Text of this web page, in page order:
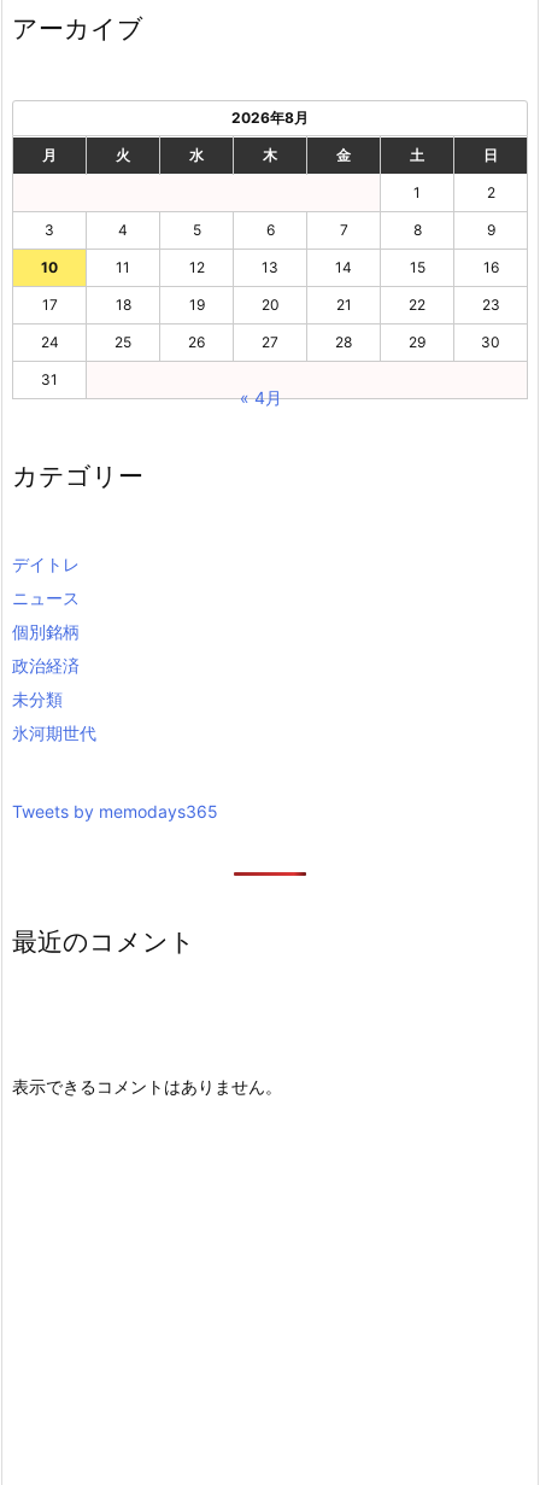
アーカイブ
2026年8月
月 火 水 木 金 土 日
1 2
3 4 5 6 7 8 9
10 11 12 13 14 15 16
17 18 19 20 21 22 23
24 25 26 27 28 29 30
31
« 4月
カテゴリー
デイトレ
ニュース
個別銘柄
政治経済
未分類
氷河期世代
Tweets by memodays365
最近のコメント
表示できるコメントはありません。